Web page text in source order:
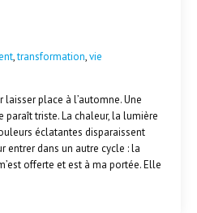
,transformation,vie
place à l’automne. Une
paraît triste. La chaleur, la lumière
éclatantes disparaissent
entrer dans un autre cycle : la
offerte et est à ma portée. Elle